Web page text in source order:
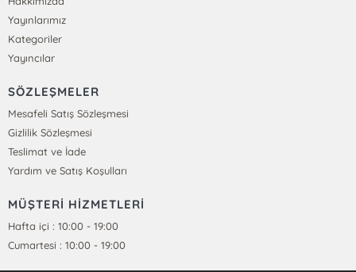
Yayınlarımız
Kategoriler
Yayıncılar
SÖZLEŞMELER
Mesafeli Satış Sözleşmesi
Gizlilik Sözleşmesi
Teslimat ve İade
Yardım ve Satış Koşulları
MÜŞTERİ HİZMETLERİ
Hafta içi : 10:00 - 19:00
Cumartesi : 10:00 - 19:00